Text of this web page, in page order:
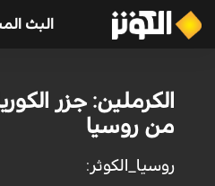
البث
الكرملين: جزر
من روسيا
روسيا_الكوثر: